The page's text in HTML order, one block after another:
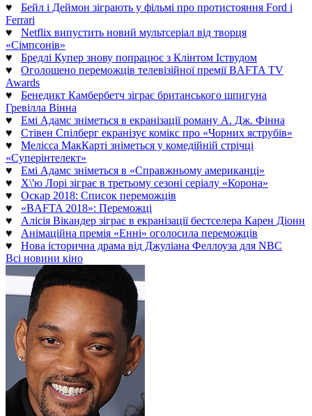
♥ Бейл і Деймон зіграють у фільмі про протистояння Ford і
Ferrari
♥ Netflix випустить новий мультсеріал від творця
«Сімпсонів»
♥ Бредлі Купер знову попрацює з Клінтом Іствудом
♥ Оголошено переможців телевізійної премії BAFTA TV
Awards
♥ Бенедикт Камбербетч зіграє британського шпигуна
Гревілла Вінна
♥ Емі Адамс зніметься в екранізації роману А. Дж. Фінна
♥ Стівен Спілберг екранізує комікс про «Чорних яструбів»
♥ Мелісса МакКарті зніметься у комедійній стрічці
«Суперінтелект»
♥ Емі Адамс зніметься в «Справжньому американці»
♥ Х\'ю Лорі зіграє в третьому сезоні серіалу «Корона»
♥ Оскар 2018: Список переможців
♥ «BAFTA 2018»: Переможці
♥ Алісія Вікандер зіграє в екранізації бестселера Карен Діонн
♥ Анімаційна премія «Енні» оголосила переможців
♥ Нова історична драма від Джуліана Феллоуза для NBC
Всі новини кіно